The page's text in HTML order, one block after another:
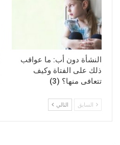
النشأة دون أب: ما عواقب
ذلك على الفتاة وكيف
تتعافى منها؟ (3)
السابق التالي